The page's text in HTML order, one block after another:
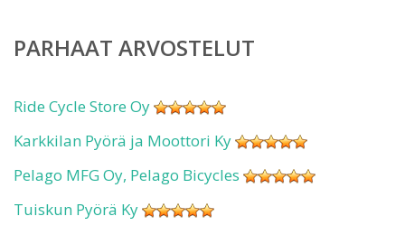
PARHAAT ARVOSTELUT
Ride Cycle Store Oy
Karkkilan Pyörä ja Moottori Ky
Pelago MFG Oy, Pelago Bicycles
Tuiskun Pyörä Ky